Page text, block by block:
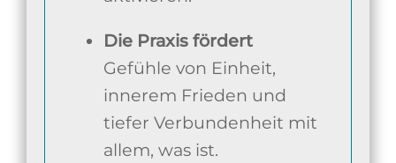
Die Praxis fördert
Gefühle von Einheit,
innerem Frieden und
tiefer Verbundenheit mit
allem, was ist.